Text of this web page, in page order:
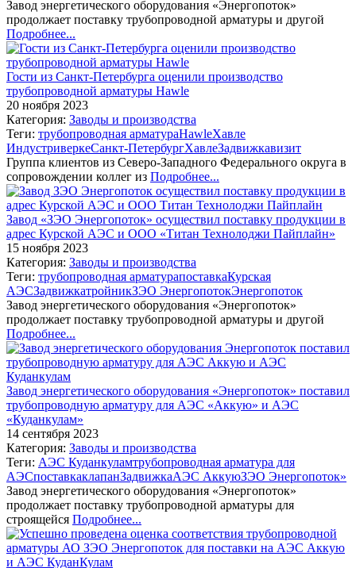
Завод энергетического оборудования «Энергопоток»
продолжает поставку трубопроводной арматуры и другой
Подробнее...
Гости из Санкт-Петербурга оценили производство
трубопроводной арматуры Hawle
20 ноября 2023
Категория: Заводы и производства
Теги: трубопроводная арматураHawleХавле
ИндустриверкеСанкт-ПетербургХавлеЗадвижкавизит
Группа клиентов из Северо-Западного Федерального округа в
сопровождении коллег из Подробнее...
Завод «ЗЭО Энергопоток» осуществил поставку продукции в
адрес Курской АЭС и ООО «Титан Технолоджи Пайплайн»
15 ноября 2023
Категория: Заводы и производства
Теги: трубопроводная арматурапоставкаКурская
АЭСЗадвижкатройникЗЭО ЭнергопотокЭнергопоток
Завод энергетического оборудования «Энергопоток»
продолжает поставку трубопроводной арматуры и другой
Подробнее...
Завод энергетического оборудования «Энергопоток» поставил
трубопроводную арматуру для АЭС «Аккую» и АЭС
«Куданкулам»
14 сентября 2023
Категория: Заводы и производства
Теги: АЭС Куданкуламтрубопроводная арматура для
АЭСпоставкаклапанЗадвижкаАЭС АккуюЗЭО Энергопоток»
Завод энергетического оборудования «Энергопоток»
продолжает поставку трубопроводной арматуры для
строящейся Подробнее...